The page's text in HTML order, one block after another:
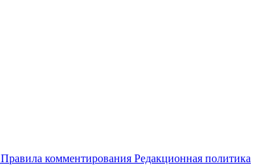
Правила комментирования Редакционная политика